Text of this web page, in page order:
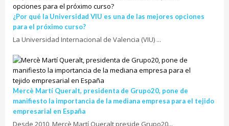
¿Por qué la Universidad VIU es una de las mejores opciones
para el próximo curso?
La Universidad Internacional de Valencia (VIU) ...
Mercè Martí Queralt, presidenta de Grupo20, pone de
manifiesto la importancia de la mediana empresa para el tejido
empresarial en España
Desde 2010, Mercè Martí Queralt preside Grupo20...